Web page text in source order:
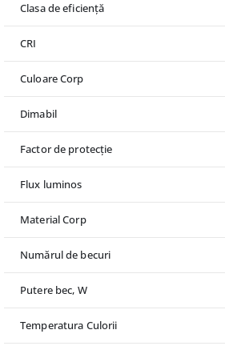
Clasa de eficiență
CRI
Culoare Corp
Dimabil
Factor de protecție
Flux luminos
Material Corp
Numărul de becuri
Putere bec, W
Temperatura Culorii